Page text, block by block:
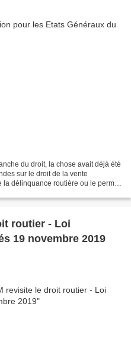
du droit, la chose avait déjà été
sur le droit de la vente
délinquance routière ou le permis
routier - Loi
19 novembre 2019